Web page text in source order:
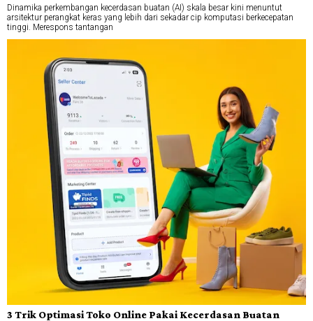
Dinamika perkembangan kecerdasan buatan (AI) skala besar kini menuntut
arsitektur perangkat keras yang lebih dari sekadar cip komputasi berkecepatan
tinggi. Merespons tantangan
3 Trik Optimasi Toko Online Pakai Kecerdasan Buatan